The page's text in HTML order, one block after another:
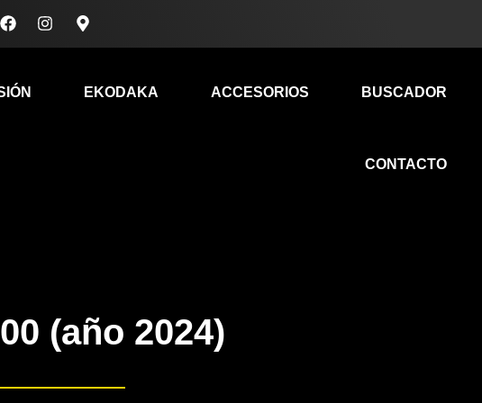
F
a
c
b
o
I
n
s
M
a
p
aEKODAKA ACCESORIOS BUSCADOR
CONTACTO
(año 2024)